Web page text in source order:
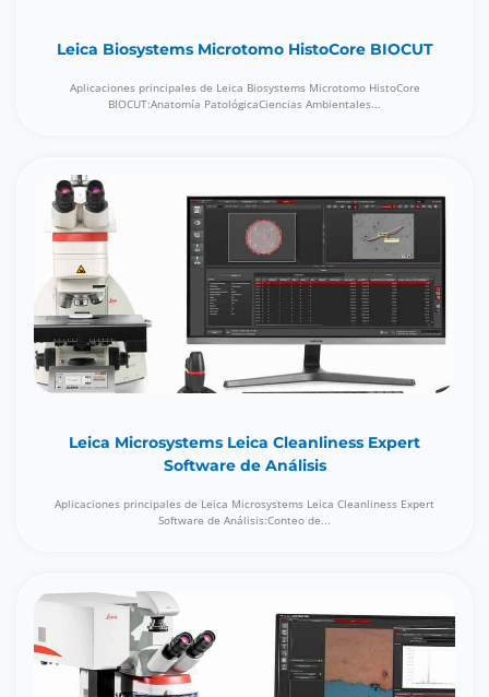
Leica Biosystems Microtomo HistoCore BIOCUT
Aplicaciones principales de Leica Biosystems Microtomo HistoCore
BIOCUT:Anatomía PatológicaCiencias Ambientales...
Leica Microsystems Leica Cleanliness Expert
Software de Análisis
Aplicaciones principales de Leica Microsystems Leica Cleanliness Expert
Software de Análisis:Conteo de...